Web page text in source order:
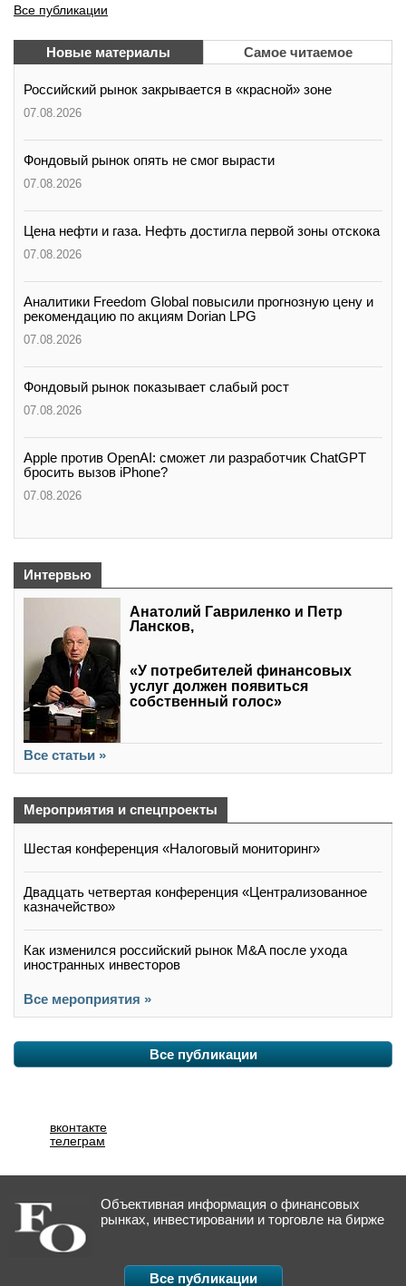
Все публикации
Новые материалы Самое читаемое
Российский рынок закрывается в «красной» зоне
07.08.2026
Фондовый рынок опять не смог вырасти
07.08.2026
Цена нефти и газа. Нефть достигла первой зоны отскока
07.08.2026
Аналитики Freedom Global повысили прогнозную цену и
рекомендацию по акциям Dorian LPG
07.08.2026
Фондовый рынок показывает слабый рост
07.08.2026
Apple против OpenAI: сможет ли разработчик ChatGPT
бросить вызов iPhone?
07.08.2026
Интервью
Анатолий Гавриленко и Петр
Лансков,
«У потребителей финансовых
услуг должен появиться
собственный голос»
Все статьи »
Мероприятия и спецпроекты
Шестая конференция «Налоговый мониторинг»
Двадцать четвертая конференция «Централизованное
казначейство»
Как изменился российский рынок M&A после ухода
иностранных инвесторов
Все мероприятия »
Все публикации
вконтакте
телеграм
Объективная информация о финансовых
рынках, инвестировании и торговле на бирже
Все публикации